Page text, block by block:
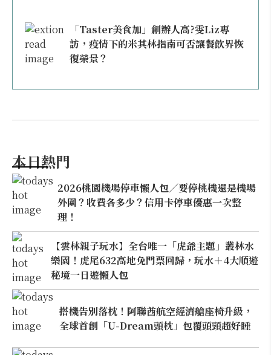
「Taster美食加」創辦人高?雯Liz專
訪，疫情下的米其林指南可否讓餐飲界恢
復榮景？
本日熱門
2026桃園機場停車懶人包／要停桃機還是機場
外圍？收費各多少？信用卡停車優惠一次整
理！
【雲林親子玩水】全台唯一「虎爺主題」叢林水
樂園！虎尾632高地免門票回歸，玩水＋4大順遊
秘境一日遊懶人包
搭機告別落枕！阿聯酋航空經濟艙座椅升級，
全球首創「U-Dream頭枕」包覆頭頸超好睡